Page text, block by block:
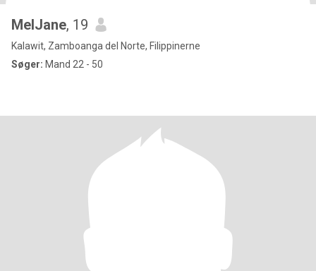
MelJane, 19
Kalawit, Zamboanga del Norte, Filippinerne
Søger: Mand 22 - 50